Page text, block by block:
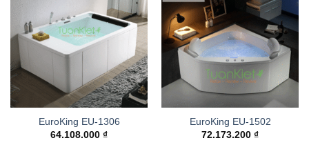
Add to
wishlist
EuroKing EU-1306
64.108.000 ₫
Add to
wishlist
EuroKing EU-1502
72.173.200 ₫